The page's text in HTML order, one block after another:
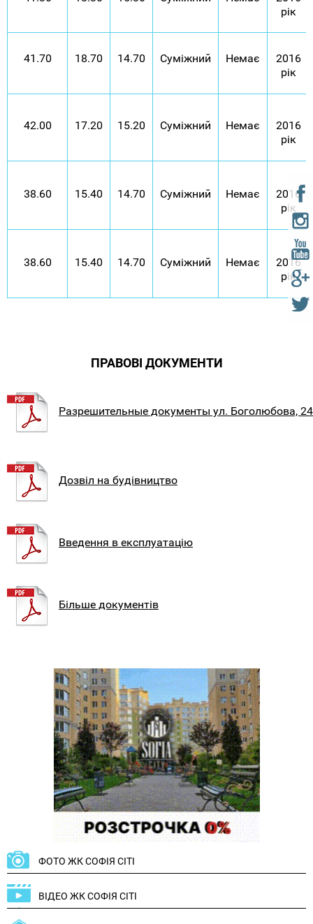
рік
41.70 18.70 14.70 Суміжний Немає
2016
рік
42.00 17.20 15.20 Суміжний Немає
2016
рік
38.60 15.40 14.70 Суміжний Немає
2016
рік
38.60 15.40 14.70 Суміжний Немає
2016
рік
ПРАВОВІ ДОКУМЕНТИ
Разрешительные документы ул. Боголюбова, 24
Дозвіл на будівництво
Введення в експлуатацію
Більше документів
ФОТО ЖК СОФІЯ СІТІ
ВІДЕО ЖК СОФІЯ СІТІ